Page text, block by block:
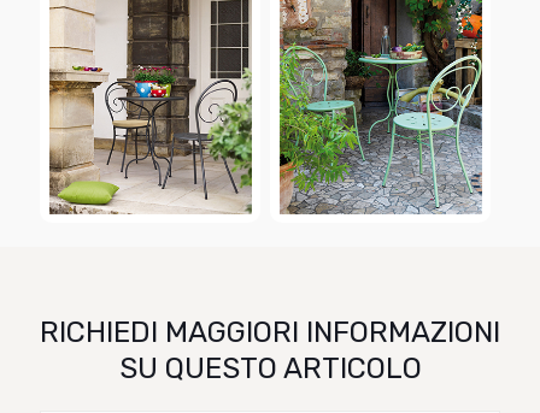
RICHIEDI MAGGIORI INFORMAZIONI
SU QUESTO ARTICOLO